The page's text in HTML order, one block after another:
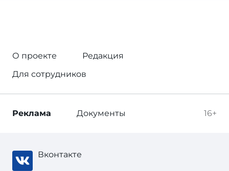
О проекте
Редакция
Для сотрудников
16+
Реклама Документы
Вконтакте